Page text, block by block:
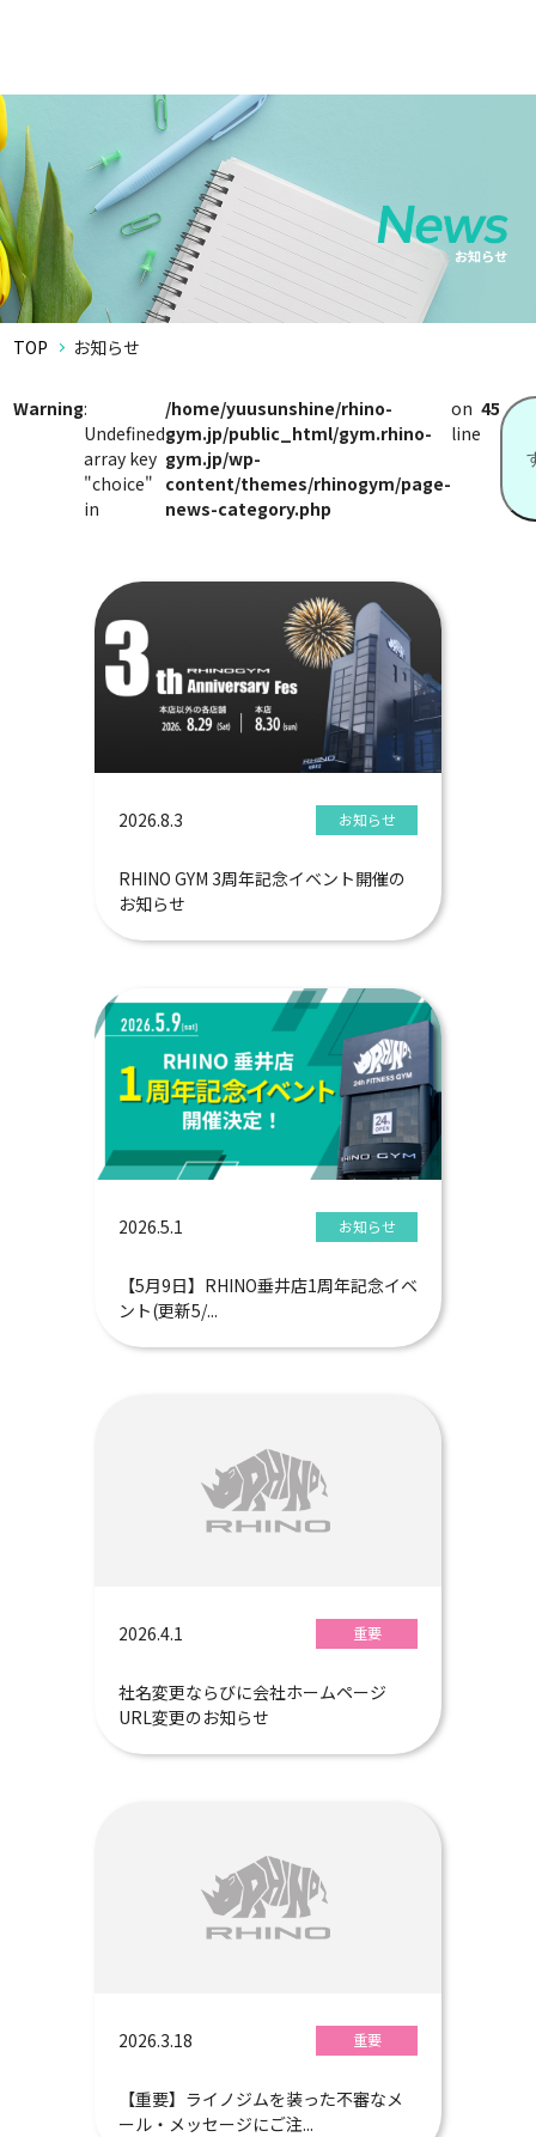
TOP お知らせ
Warning:
Undefined
array key
"choice"
in
/home/yuusunshine/rhino-
gym.jp/public_html/gym.rhino-
gym.jp/wp-
content/themes/rhinogym/page-
news-category.php
on
line
45
2026.8.3 お知らせ
RHINO GYM 3周年記念イベント開催の
お知らせ
2026.5.1 お知らせ
【5月9日】RHINO垂井店1周年記念イベ
ント(更新5/...
2026.4.1 重要
社名変更ならびに会社ホームページ
URL変更のお知らせ
2026.3.18 重要
【重要】ライノジムを装った不審なメ
ール・メッセージにご注...